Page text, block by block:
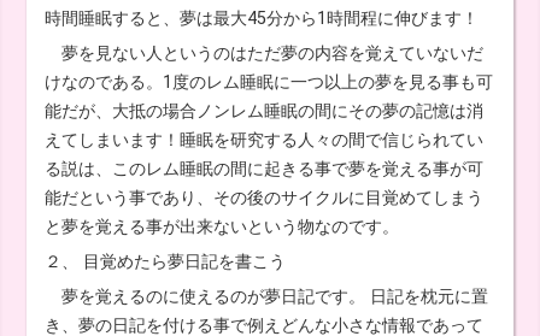
時間睡眠すると、夢は最大45分から1時間程に伸びます！
夢を見ない人というのはただ夢の内容を覚えていないだ
けなのである。1度のレム睡眠に一つ以上の夢を見る事も可
能だが、大抵の場合ノンレム睡眠の間にその夢の記憶は消
えてしまいます！睡眠を研究する人々の間で信じられてい
る説は、このレム睡眠の間に起きる事で夢を覚える事が可
能だという事であり、その後のサイクルに目覚めてしまう
と夢を覚える事が出来ないという物なのです。
２、 目覚めたら夢日記を書こう
夢を覚えるのに使えるのが夢日記です。 日記を枕元に置
き、夢の日記を付ける事で例えどんな小さな情報であって